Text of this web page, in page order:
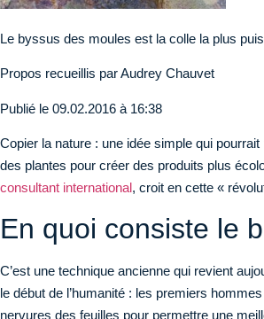
Le byssus des moules est la colle la plus
Propos recueillis par Audrey Chauvet
Publié le 09.02.2016 à 16:38
Copier la nature : une idée simple qui
des plantes pour créer des produits plus
consultant international, croit en cette «
En quoi consiste le
C’est une technique ancienne qui revient
le début de l’humanité : les premiers
nervures des feuilles pour permettre une